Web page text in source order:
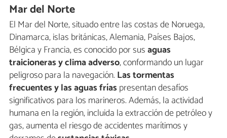
Mar del Norte
El Mar del Norte, situado entre las costas de Noruega,
Dinamarca, islas británicas, Alemania, Países Bajos,
Bélgica y Francia, es conocido por susaguas
traicioneras y clima adverso, conformando un lugar
peligroso para la navegación. Las tormentas
frecuentes y las aguas frías presentan desafíos
significativos para los marineros. Además, la actividad
humana en la región, incluida la extracción de petróleo y
gas, aumenta el riesgo de accidentes marítimos y